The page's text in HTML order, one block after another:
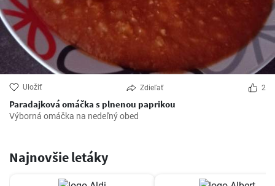
Uložiť Zdieľať 2
Paradajková omáčka s plnenou paprikou
Výborná omáčka na nedeľný obed
Najnovšie letáky